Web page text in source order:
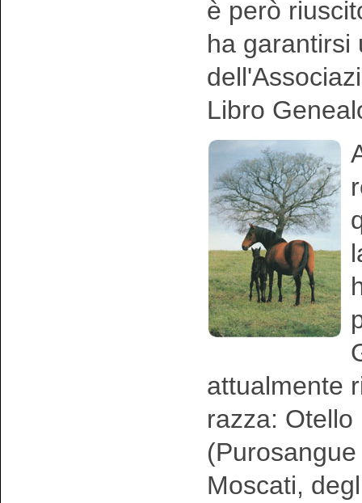
è però
ha garantirsi
Libro
attualmente
razza:
Moscati,